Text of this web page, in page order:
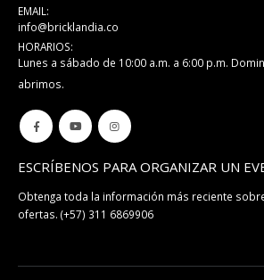
EMAIL:
info@bricklandia.co
HORARIOS:
Lunes a sábado de 10:00 a.m. a 6:00 p.m.
abrimos.
ESCRÍBENOS PARA ORGANIZAR UN
Obtenga toda la información más reciente
ofertas. (+57) 311 6869906